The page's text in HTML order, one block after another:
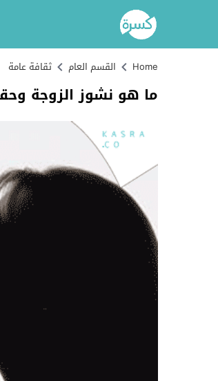
Home القسم العام ثقافة عامة
ما هو نشوز الزوجة